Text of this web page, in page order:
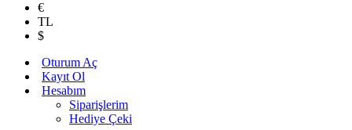
€
TL
$
Oturum Aç
Kayıt Ol
Hesabım
Siparişlerim
Hediye Çeki